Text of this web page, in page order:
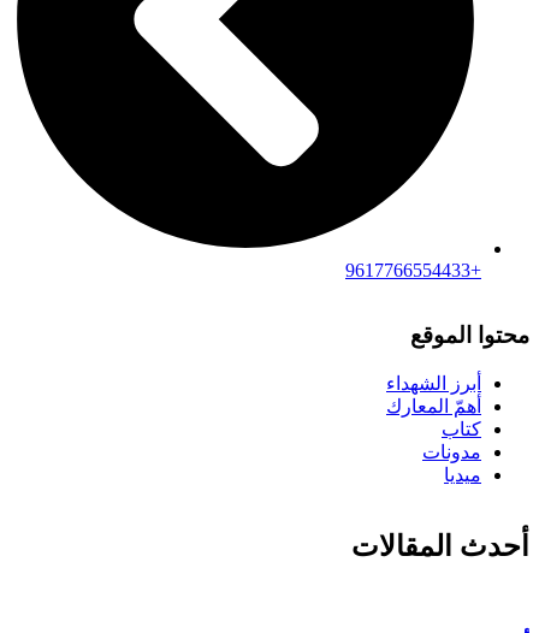
+9617766554433
محتوا الموقع
أبرز الشهداء
أهمّ المعارك
كتاب
مدونات
ميديا
أحدث المقالات